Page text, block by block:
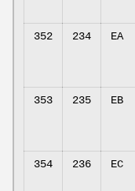
352 234 EA
353 235 EB
354 236 EC